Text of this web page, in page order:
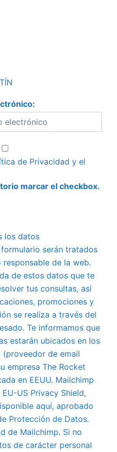
de Privacidad y el
marcar el checkbox.
los datos
serán tratados
de la web.
de estos datos que te
tus consultas, así
promociones y
se realiza a través del
Te informamos que
estarán ubicados en los
de email
empresa The Rocket
en EEUU. Mailchimp
US Privacy Shield,
aquí, aprobado
Protección de Datos.
de Mailchimp. Si no
de carácter personal